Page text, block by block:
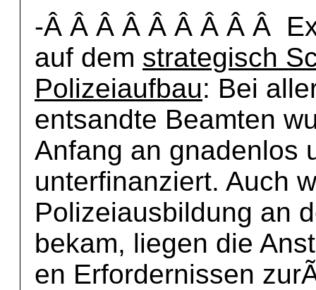
-Â Â Â Â Â Â Â Â Â
auf dem strategisch
Polizeiaufbau: Bei
entsandte Beamten
Anfang an gnadenlos
unterfinanziert. Auch
Polizeiausbildung an
bekam, liegen die
en Erfordernissen